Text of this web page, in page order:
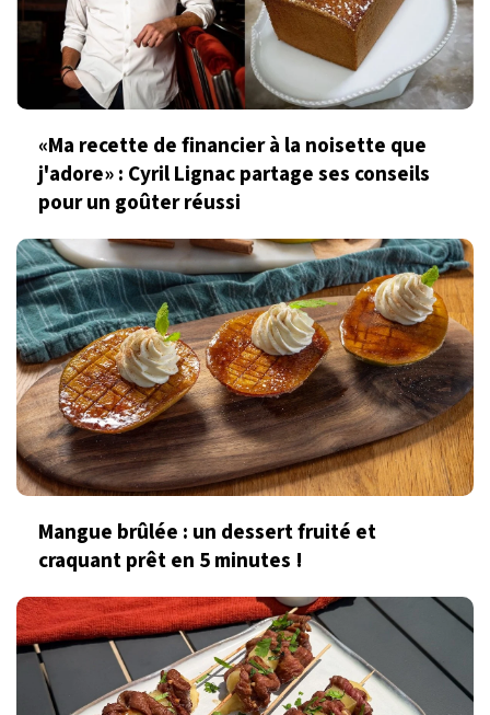
«Ma recette de financier à la noisette que
j'adore» : Cyril Lignac partage ses conseils
pour un goûter réussi
Mangue brûlée : un dessert fruité et
craquant prêt en 5 minutes !